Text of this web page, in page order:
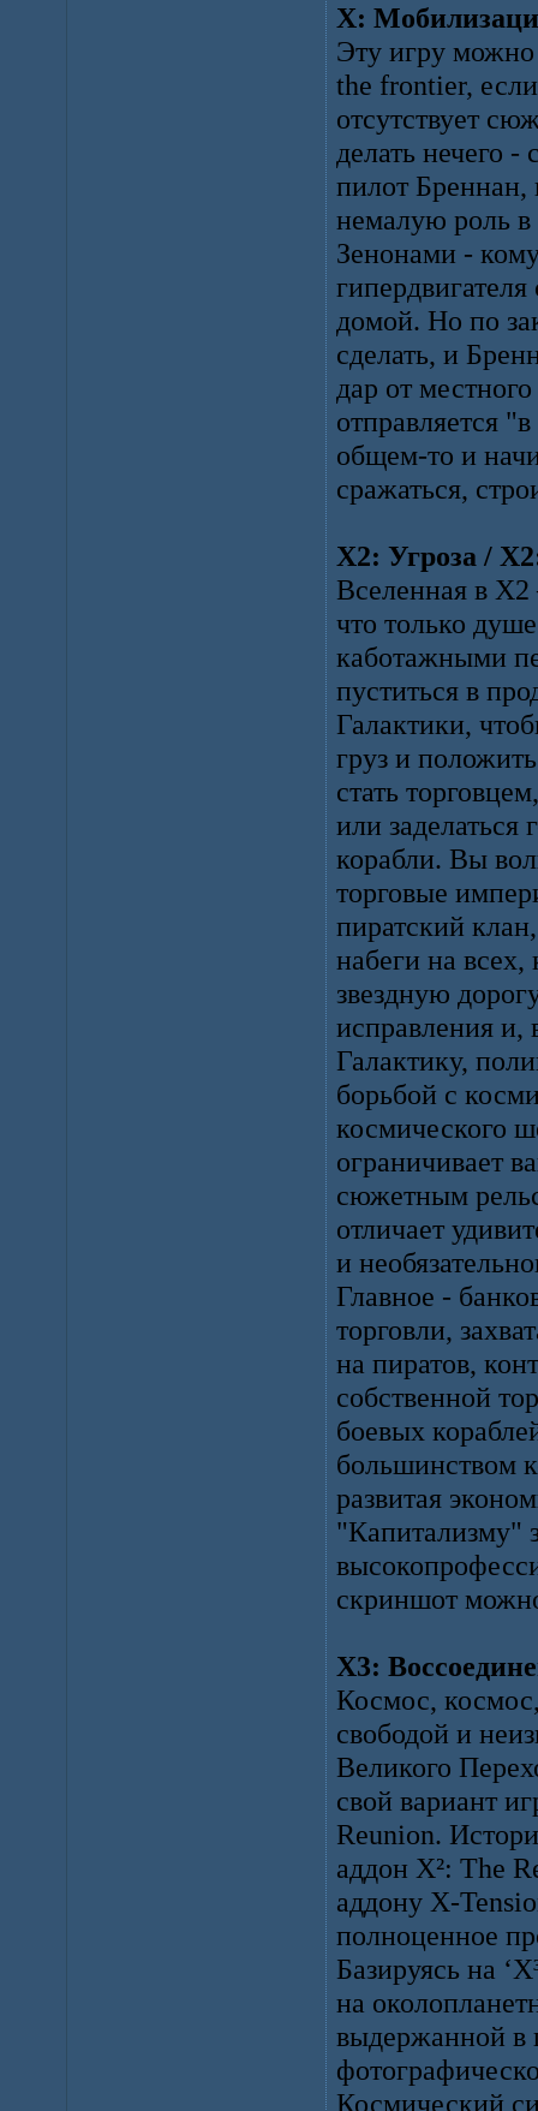
X:
Эту игру
the frontier,
отсутствует
делать нечего -
пилот
немалую роль
Зенонами -
домой. Но по
сделать, и
дар от
отправляется
общем-то и
сражаться,
X2: Угроза /
Вселенная в
что только
каботажными
пуститься в
Галактики,
груз и
стать
или заделаться
корабли. Вы
торговые
пиратский
набеги на
звездную
исправления
Галактику,
борьбой с
космического
ограничивает
сюжетным
отличает
и
Главное -
торговли,
на пиратов,
собственной
боевых
большинством
развитая
"Капитализму"
скриншот
X3:
Космос,
свободой и
Великого
свой вариант
Reunion.
аддон X²: The
аддону X-
полноценное
Базируясь на
на
выдержанной в
Космический